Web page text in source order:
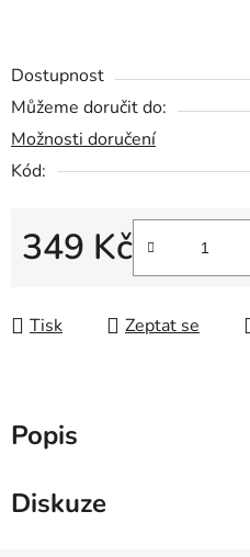
Dostupnost
Můžeme doručit do:
Možnosti doručení
Kód:
349 Kč
Tisk Zeptat se
Popis
Diskuze